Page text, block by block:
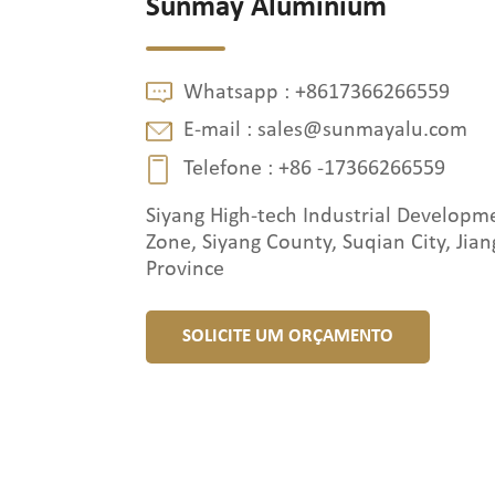
Sunmay Aluminium
Whatsapp : +8617366266559
E-mail : sales@sunmayalu.com
Telefone : +86 -17366266559
Siyang High-tech Industrial
Zone, Siyang County, Suqian City,
Province
SOLICITE UM ORÇAMENTO